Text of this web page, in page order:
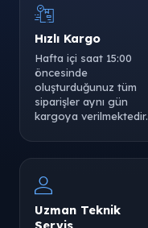
Hızlı Kargo
Hafta içi saat 15:00
öncesinde
oluşturduğunuz tüm
siparişler aynı gün
kargoya verilmektedir.
Uzman Teknik